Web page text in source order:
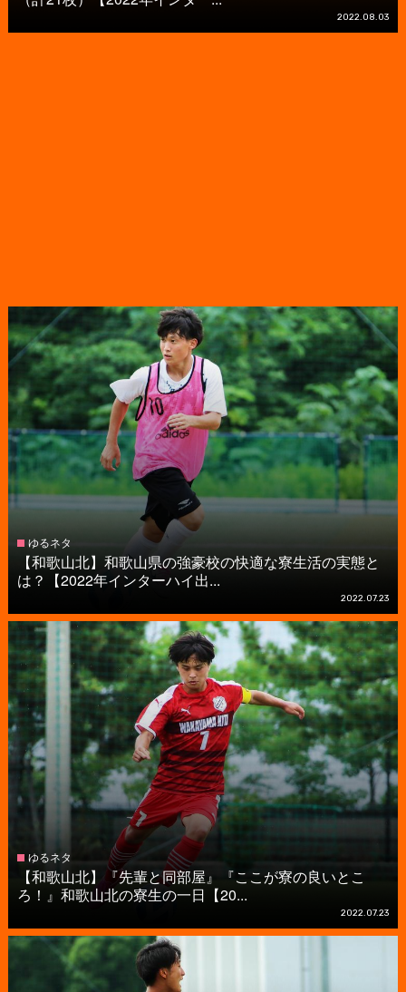
2022.08.03
ゆるネタ
【和歌山北】和歌山県の強豪校の快適な寮生活の実態と
は？【2022年インターハイ出...
2022.07.23
ゆるネタ
【和歌山北】『先輩と同部屋』『ここが寮の良いとこ
ろ！』和歌山北の寮生の一日【20...
2022.07.23